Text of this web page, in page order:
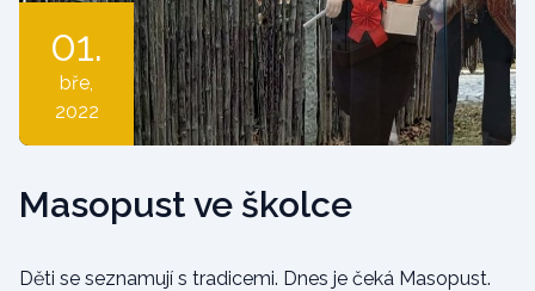
01.
bře,
2022
Masopust ve školce
Děti se seznamují s tradicemi. Dnes je čeká Masopust.